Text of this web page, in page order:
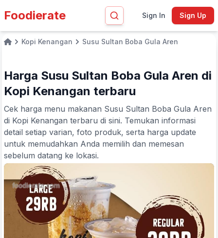
Foodierate Sign In Sign Up
HomeKopi Kenangan Susu Sultan Boba Gula Aren
Harga Susu Sultan Boba Gula Aren di
Kopi Kenangan terbaru
Cek harga menu makanan Susu Sultan Boba Gula Aren
di Kopi Kenangan terbaru di sini. Temukan informasi
detail setiap varian, foto produk, serta harga update
untuk memudahkan Anda memilih dan memesan
sebelum datang ke lokasi.